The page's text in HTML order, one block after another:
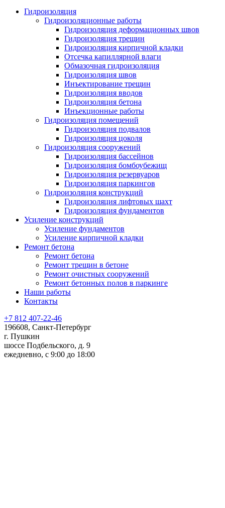
Гидроизоляция
Гидроизоляционные работы
Гидроизоляция деформационных швов
Гидроизоляция трещин
Гидроизоляция кирпичной кладки
Отсечка капиллярной влаги
Обмазочная гидроизоляция
Гидроизоляция швов
Инъектирование трещин
Гидроизоляция вводов
Гидроизоляция бетона
Инъекционные работы
Гидроизоляция помещений
Гидроизоляция подвалов
Гидроизоляция цоколя
Гидроизоляция сооружений
Гидроизоляция бассейнов
Гидроизоляция бомбоубежищ
Гидроизоляция резервуаров
Гидроизоляция паркингов
Гидроизоляция конструкций
Гидроизоляция лифтовых шахт
Гидроизоляция фундаментов
Усиление конструкций
Усиление фундаментов
Усиление кирпичной кладки
Ремонт бетона
Ремонт бетона
Ремонт трещин в бетоне
Ремонт очистных сооружений
Ремонт бетонных полов в паркинге
Наши работы
Контакты
+7 812 407-22-46
196608, Санкт-Петербург
г. Пушкин
шоссе Подбельского, д. 9
ежедневно, с 9:00 до 18:00